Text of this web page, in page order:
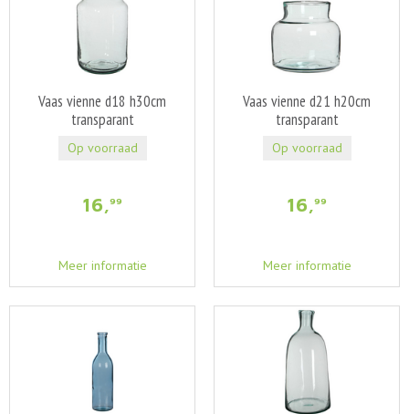
Vaas vienne d18 h30cm
transparant
16,99
Meer informatie
Op voorraad
Vaas vienne d21 h20cm
transparant
16,99
Meer informatie
Op voorraad